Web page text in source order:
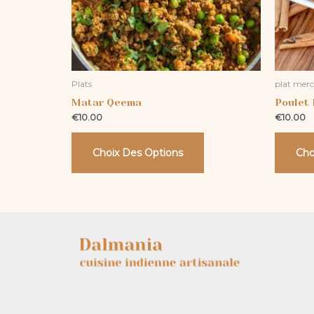
Plats
Matar Qeema
€10.00
Choix Des Options
peuvent
être
choisies
sur
plat
Poulet
€10.00